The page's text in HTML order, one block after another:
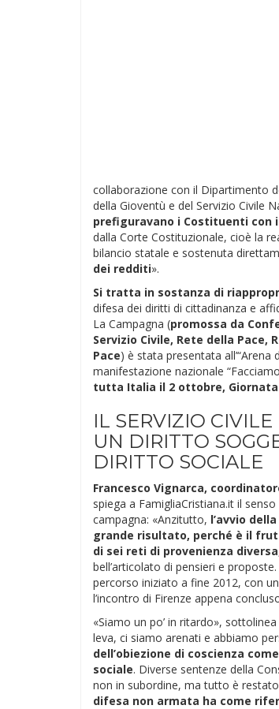
collaborazione con il Dipartimento
della Gioventù e del Servizio Civile
prefiguravano i Costituenti con
dalla Corte Costituzionale, cioè la
bilancio statale e sostenuta
dei redditi».
Si tratta in sostanza di
difesa dei diritti di cittadinanza e
La Campagna (promossa da
Servizio Civile, Rete della
Pace) è stata presentata
manifestazione nazionale
tutta Italia il 2 ottobre,
IL SERVIZIO
UN DIRITTO
DIRITTO SOCIALE
Francesco Vignarca,
spiega a FamigliaCristiana.it il
campagna: «Anzitutto, l’avvio
grande risultato, perché è il
di sei reti di provenienza diversa
bell’articolato di pensieri e
percorso iniziato a fine 2012, con
l’incontro di Firenze appena
«Siamo un po’ in ritardo»,
leva, ci siamo arenati e abbiamo
dell’obiezione di coscienza
sociale. Diverse sentenze della
non in subordine, ma tutto è
difesa non armata ha come